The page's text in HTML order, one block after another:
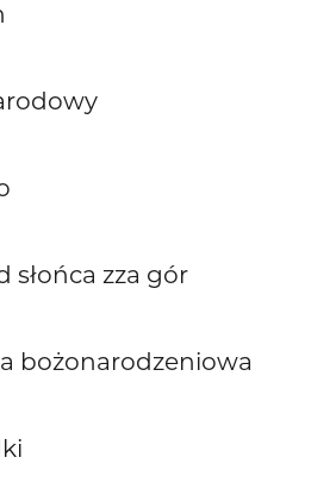
słońca zza gór
bożonarodzeniowa